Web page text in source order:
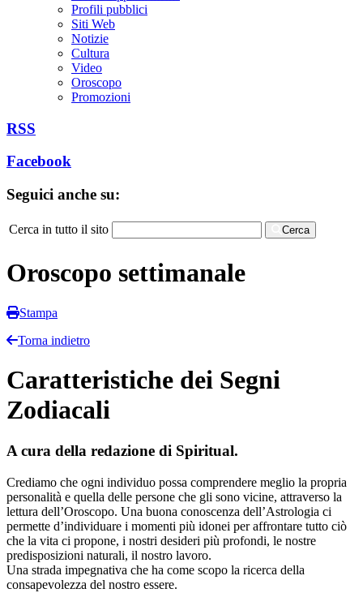
Profili pubblici
Siti Web
Notizie
Cultura
Video
Oroscopo
Promozioni
RSS
Facebook
Seguici anche su:
Cerca in tutto il sito Cerca
Oroscopo settimanale
Stampa
Torna indietro
Caratteristiche dei Segni
Zodiacali
A cura della redazione di Spiritual.
Crediamo che ogni individuo possa comprendere meglio la propria
personalità e quella delle persone che gli sono vicine, attraverso la
lettura dell’Oroscopo. Una buona conoscenza dell’Astrologia ci
permette d’individuare i momenti più idonei per affrontare tutto ciò
che la vita ci propone, i nostri desideri più profondi, le nostre
predisposizioni naturali, il nostro lavoro.
Una strada impegnativa che ha come scopo la ricerca della
consapevolezza del nostro essere.